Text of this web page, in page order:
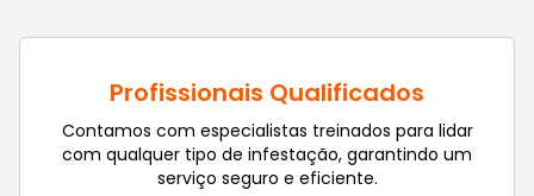
Profissionais Qualificados
Contamos com especialistas treinados para lidar
com qualquer tipo de infestação, garantindo um
serviço seguro e eficiente.